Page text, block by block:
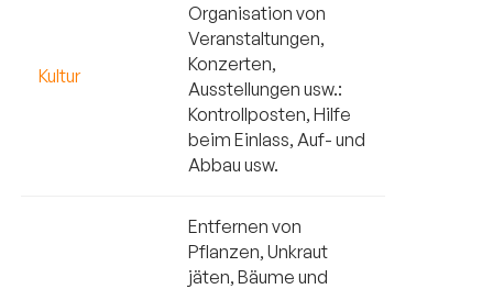
Kultur
Organisation von
Veranstaltungen,
Konzerten,
Ausstellungen usw.:
Kontrollposten, Hilfe
beim Einlass, Auf- und
Abbau usw.
Entfernen von
Pflanzen, Unkraut
jäten, Bäume und